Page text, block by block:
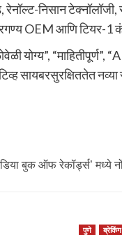
निसान
OEM आणि टियर-1
योग्य”,
सायबरसुरक्षिततेत
बुक ऑफ रेकॉर्ड्स’ मध्ये
पुणे